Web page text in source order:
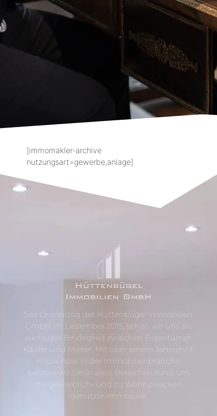
[immomakler-archive
nutzungsart=gewerbe,anlage]
Seit Gründung der Hüttenbügel Immobilien
GmbH im Dezember 2015, sehen wir uns als
wichtiges Bindeglied zwischen Eigentümer,
Käufer und Mieter. Mit über einem Jahrzehnt
Know-how in der Immobilienbranche,
beraten wir Sie in allen Bereichen rund um
die gewerblich- und zu Wohnzwecken
genutzte Immobilie.